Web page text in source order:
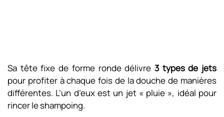
Sa tête fixe de forme ronde délivre 3 types de jets
pour profiter à chaque fois de la douche de manières
différentes. L’un d’eux est un jet « pluie », idéal pour
rincer le shampoing.